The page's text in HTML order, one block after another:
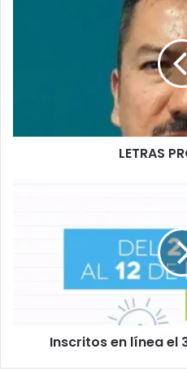
LETRAS
Inscritos en línea el